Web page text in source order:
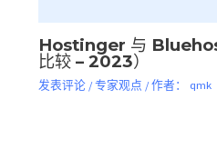
Hostinger 与
比较 – 2023）
发表评论 /专家观点 / 作者： qmk